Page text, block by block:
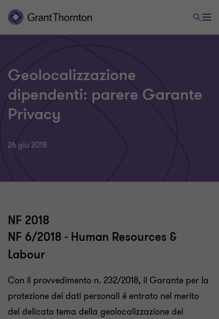
Geolocalizzazione
dipendenti: parere Garante
Privacy
26 giu 2018
NF 2018
NF 6/2018 - Human Resources &
Labour
Con il provvedimento n. 232/2018, il Garante per la
protezione dei dati personali è entrato nel merito
del delicato tema della geolocalizzazione dei